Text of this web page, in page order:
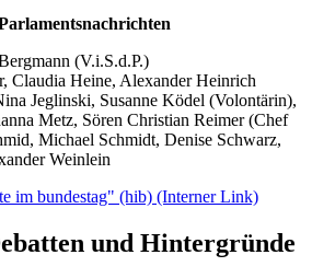
(V.i.S.d.P.)
Claudia Heine, Alexander Heinrich
Jeglinski, Susanne Ködel (Volontärin),
Metz, Sören Christian Reimer (Chef
Michael Schmidt, Denise Schwarz,
Weinlein
im bundestag" (hib) (Interner Link)
und Hintergründe